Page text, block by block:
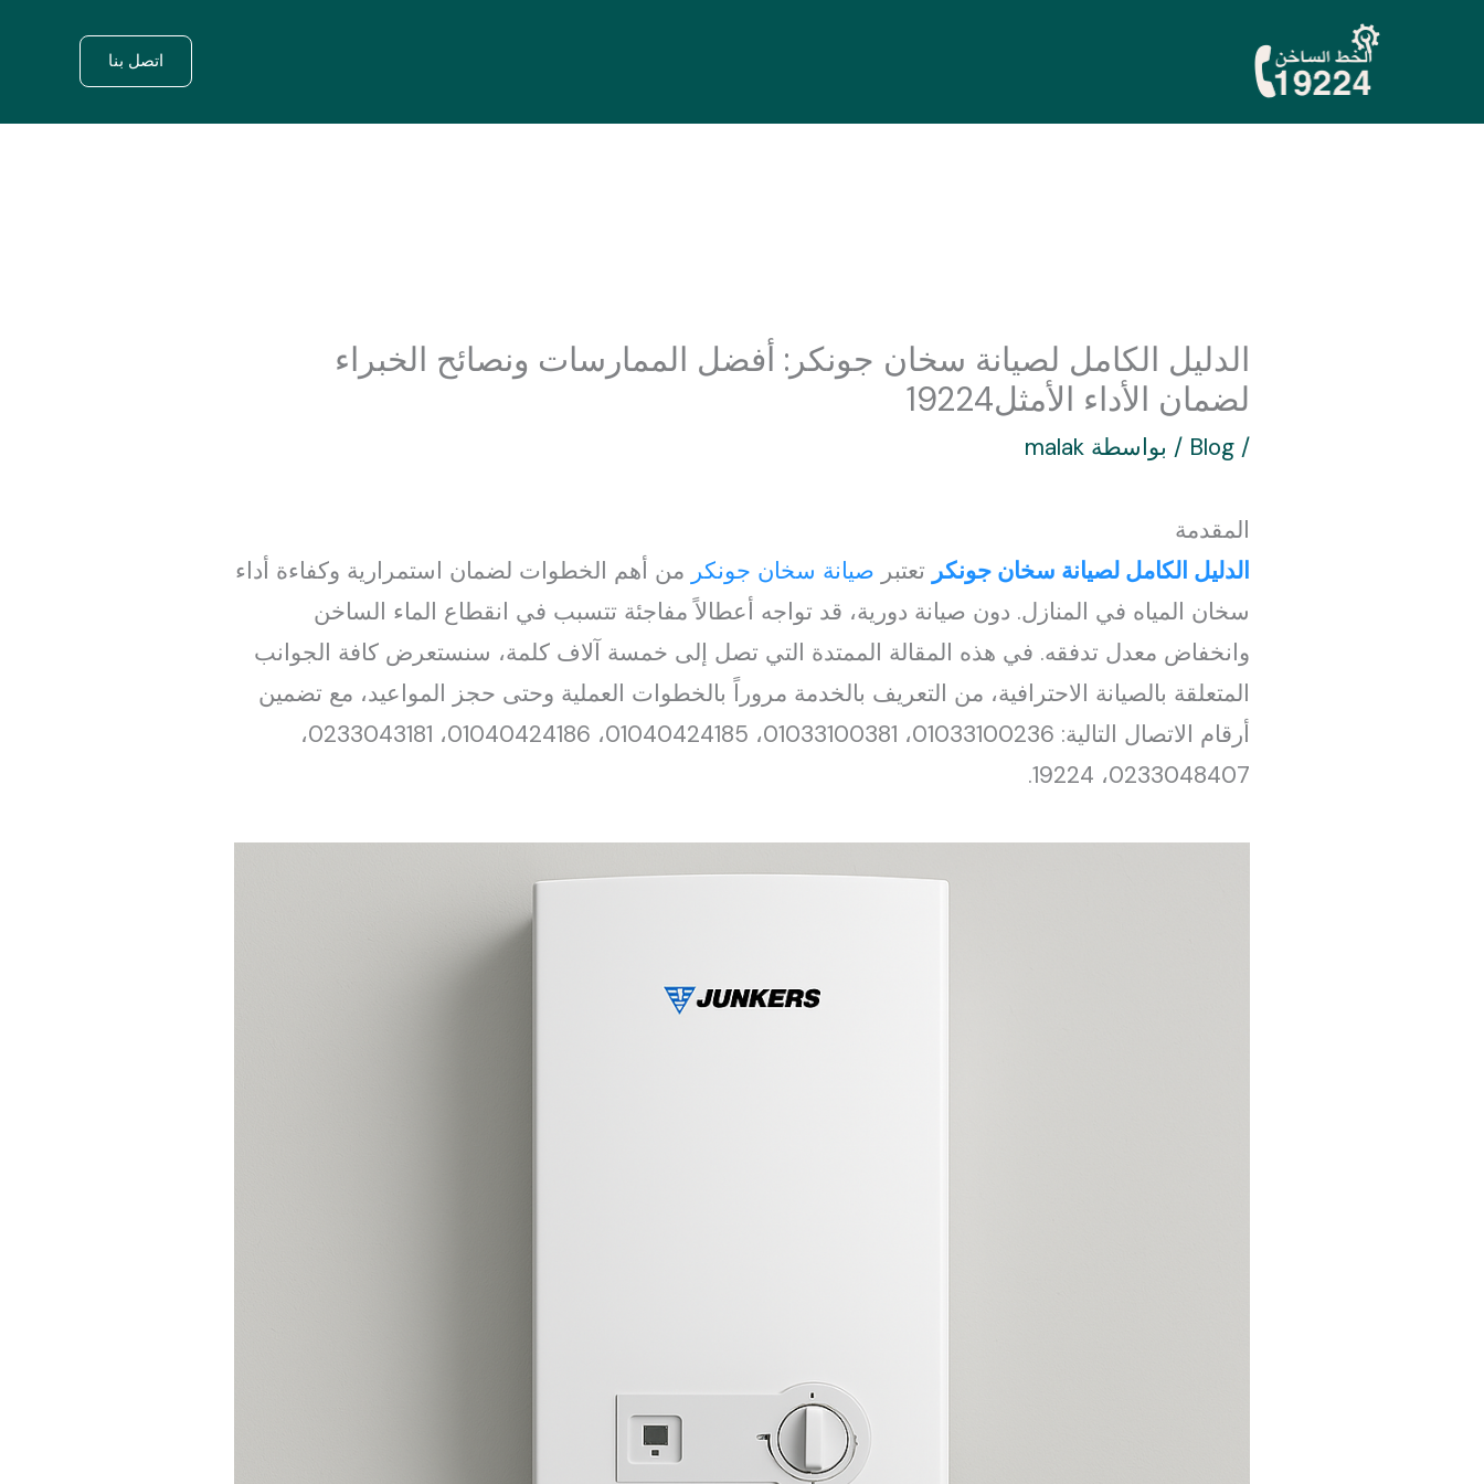
اتصل بنا
الدليل الكامل لصيانة سخان جونكر: أفضل الممارسات ونصائح الخبراء
لضمان الأداء الأمثل19224
/
Blog / بواسطة malak
المقدمة
الدليل الكامل لصيانة سخان جونكر تعتبر صيانة سخان جونكر من أهم الخطوات لضمان استمرارية وكفاءة أداء
سخان المياه في المنازل. دون صيانة دورية، قد تواجه أعطالاً مفاجئة تتسبب في انقطاع الماء الساخن
وانخفاض معدل تدفقه. في هذه المقالة الممتدة التي تصل إلى خمسة آلاف كلمة، سنستعرض كافة الجوانب
المتعلقة بالصيانة الاحترافية، من التعريف بالخدمة مروراً بالخطوات العملية وحتى حجز المواعيد، مع تضمين
أرقام الاتصال التالية: 01033100236، 01033100381، 01040424185، 01040424186، 0233043181،
0233048407، 19224.